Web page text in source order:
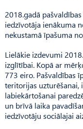
2018.gadā
iedzīvotāja ienākuma
nekustamā īpašuma
Lielākie izdevumi
izglītībai. Kopā ar
773 eiro. Pašvaldības
teritorijas uzturēšanai,
labiekārtošanai
un brīvā laika
iedzīvotāju sociālajai